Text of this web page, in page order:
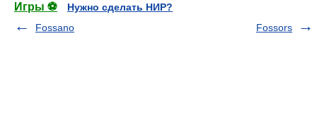
Игры ⚽
Нужно сделать НИР?
Fossano
Fossors